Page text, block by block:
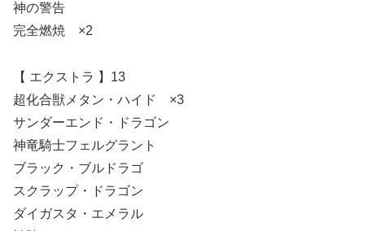
神の警告
完全燃焼 ×2
【 エクストラ 】13
超化合獣メタン・ハイド ×3
サンダーエンド・ドラゴン
神竜騎士フェルグラント
ブラック・ブルドラゴ
スクラップ・ドラゴン
ダイガスタ・エメラル